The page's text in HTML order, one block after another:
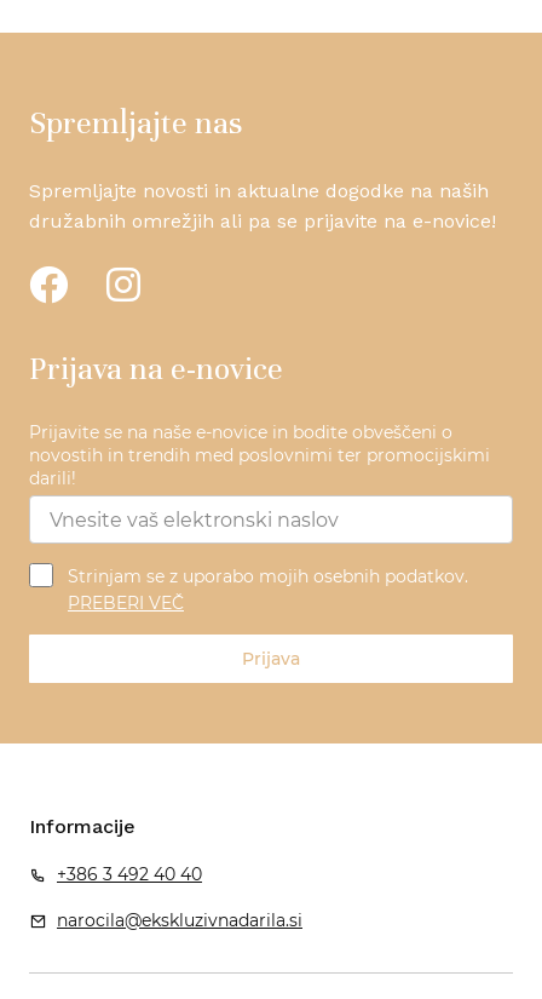
Spremljajte nas
Spremljajte novosti in aktualne dogodke na naših
družabnih omrežjih ali pa se prijavite na e-novice!
Prijava na e-novice
Prijavite se na naše e-novice in bodite obveščeni o
novostih in trendih med poslovnimi ter promocijskimi
darili!
Strinjam se z uporabo mojih osebnih podatkov.
PREBERI VEČ
Prijava
Informacije
+386 3 492 40 40
narocila@ekskluzivnadarila.si